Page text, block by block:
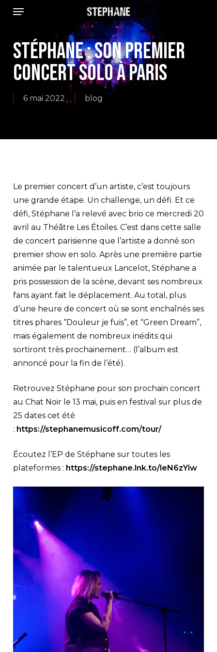
Skip
content
Menu
Stéphane : son premier
concert solo à Paris
6 mai 2022 blog
Le premier concert d’un artiste, c’est toujours
une grande étape. Un challenge, un défi. Et ce
défi, Stéphane l’a relevé avec brio ce mercredi 20
avril au Théâtre Les Étoiles. C’est dans cette salle
de concert parisienne que l’artiste a donné son
premier show en solo. Après une première partie
animée par le talentueux Lancelot, Stéphane a
pris possession de la scène, devant ses nombreux
fans ayant fait le déplacement. Au total, plus
d’une heure de concert où se sont enchaînés ses
titres phares “Douleur je fuis”, et “Green Dream”,
mais également de nombreux inédits qui
sortiront très prochainement… (l’album est
annoncé pour la fin de l’été).
Retrouvez Stéphane pour son prochain concert
au Chat Noir le 13 mai, puis en festival sur plus de
25 dates cet été
: https://stephanemusicoff.com/tour/
Écoutez l’EP de Stéphane sur toutes les
plateformes : https://stephane.lnk.to/leN6zYiw